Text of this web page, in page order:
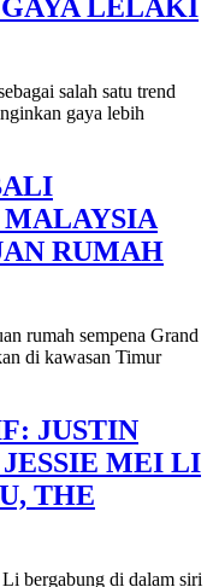
LELAKI
salah satu trend
gaya lebih
RUMAH
rumah sempena Grand
di kawasan Timur
JUSTIN
MEI LI
THE
bergabung di dalam siri